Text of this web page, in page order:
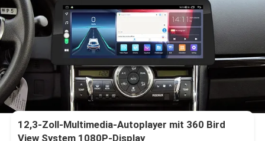
12,3-Zoll-Multimedia-Autoplayer mit 360 Bird
View System 1080P-Display